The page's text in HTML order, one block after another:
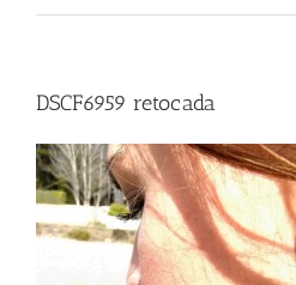
DSCF6959 retocada